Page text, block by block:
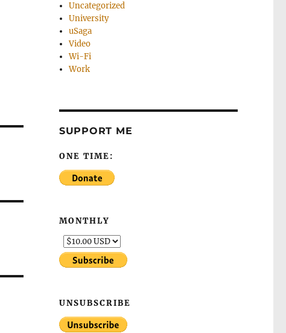
Uncategorized
University
uSaga
Video
Wi-Fi
Work
SUPPORT ME
ONE TIME:
MONTHLY
UNSUBSCRIBE